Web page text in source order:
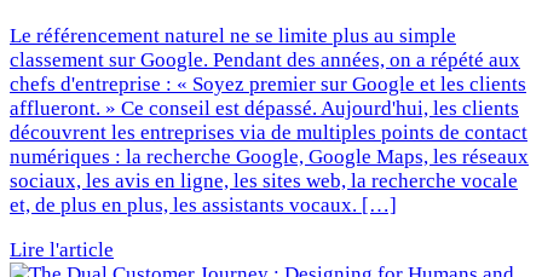
Le référencement naturel ne se limite plus au simple
classement sur Google. Pendant des années, on a répété aux
chefs d'entreprise : « Soyez premier sur Google et les clients
afflueront. » Ce conseil est dépassé. Aujourd'hui, les clients
découvrent les entreprises via de multiples points de contact
numériques : la recherche Google, Google Maps, les réseaux
sociaux, les avis en ligne, les sites web, la recherche vocale
et, de plus en plus, les assistants vocaux. […]
Lire l'article